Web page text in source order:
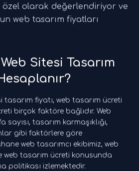
olarak değerlendiriyor ve
web tasarım fiyatları
Sitesi Tasarım
tasarım fiyatı, web tasarım ücreti
birçok faktöre bağlıdır. Web
tasarım karmaşıklığı,
gibi faktörlere göre
web tasarımcı ekibimiz, web
web tasarım ücreti konusunda
politikası izlemektedir.